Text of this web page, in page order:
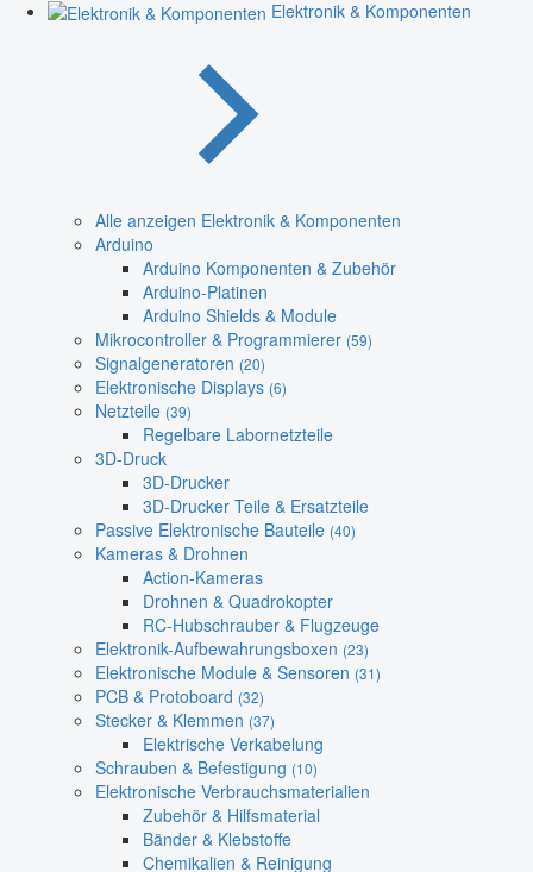
Elektronik & Komponenten
Alle anzeigen Elektronik & Komponenten
Arduino
Arduino Komponenten & Zubehör
Arduino-Platinen
Arduino Shields & Module
Mikrocontroller & Programmierer (59)
Signalgeneratoren (20)
Elektronische Displays (6)
Netzteile (39)
Regelbare Labornetzteile
3D-Druck
3D-Drucker
3D-Drucker Teile & Ersatzteile
Passive Elektronische Bauteile (40)
Kameras & Drohnen
Action-Kameras
Drohnen & Quadrokopter
RC-Hubschrauber & Flugzeuge
Elektronik-Aufbewahrungsboxen (23)
Elektronische Module & Sensoren (31)
PCB & Protoboard (32)
Stecker & Klemmen (37)
Elektrische Verkabelung
Schrauben & Befestigung (10)
Elektronische Verbrauchsmaterialien
Zubehör & Hilfsmaterial
Bänder & Klebstoffe
Chemikalien & Reinigung